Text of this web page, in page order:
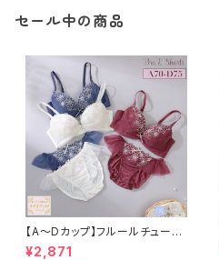
セール中の商品
【A〜Dカップ】フルールチュール
３/４カップブラ＆ショーツ
¥2,871